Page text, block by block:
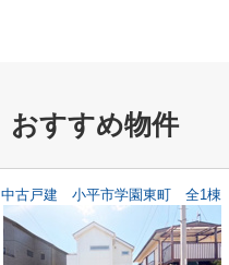
おすすめ物件
中古戸建 小平市学園東町 全1棟